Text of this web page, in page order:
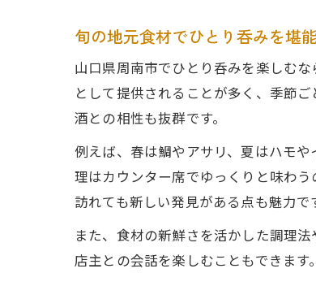
旬の地元食材でひとり呑みを堪
山口県周南市でひとり呑みを楽しむ
として提供されることが多く、季節
酒との相性も抜群です。
例えば、春は鯛やアサリ、夏はハモ
理はカウンター席でゆっくりと味わ
訪れても新しい発見がある点も魅力で
また、食材の新鮮さを活かした調理
店主との会話を楽しむこともできま